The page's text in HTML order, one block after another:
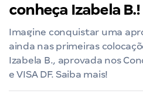
conheça Izabela B.!
Imagine conquistar uma
ainda nas primeiras
Izabela B., aprovada nos
e VISA DF. Saiba mais!